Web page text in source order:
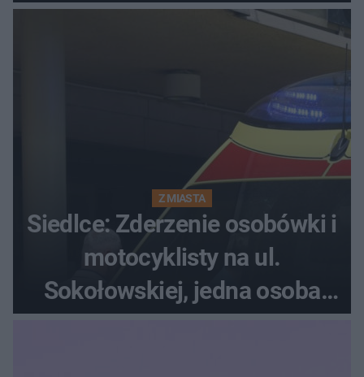
Z MIASTA
Siedlce: Zderzenie osobówki i
motocyklisty na ul.
Sokołowskiej, jedna osoba